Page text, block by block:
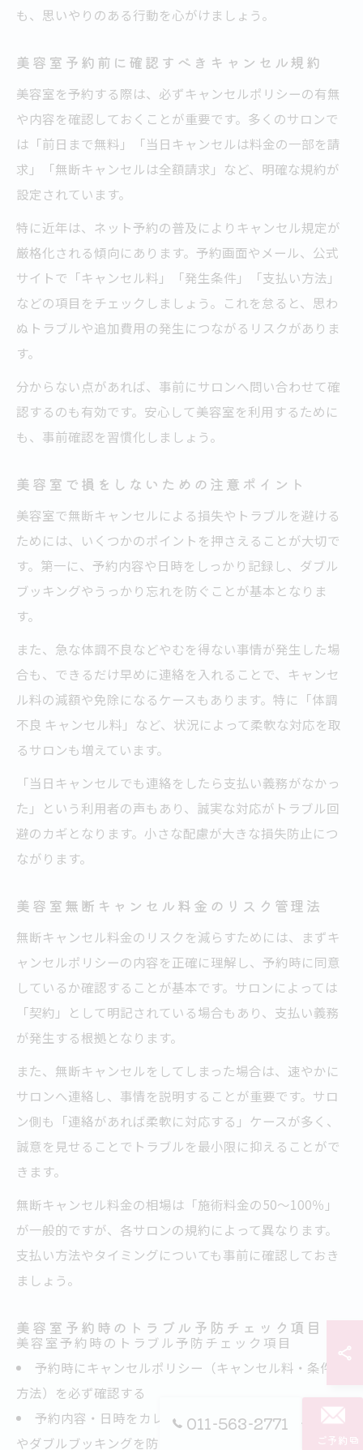
も、思いやりのある行動を心がけましょう。
美容室予約前に確認すべきキャンセル規約
美容室を予約する際は、必ずキャンセルポリシーの有無
や内容を確認しておくことが重要です。多くのサロンで
は「前日まで無料」「当日キャンセルは料金の一部を請
求」「無断キャンセルは全額請求」など、明確な規約が
設定されています。
特に近年は、ネット予約の普及によりキャンセル規定が
厳格化される傾向にあります。予約画面やメール、公式
サイトで「キャンセル料」「発生条件」「支払い方法」
などの項目をチェックしましょう。これを怠ると、思わ
ぬトラブルや追加費用の発生につながるリスクがありま
す。
分からない点があれば、事前にサロンへ問い合わせて確
認するのも有効です。安心して美容室を利用するために
も、事前確認を習慣化しましょう。
美容室で損をしないための注意ポイント
美容室で無断キャンセルによる損失やトラブルを避ける
ためには、いくつかのポイントを押さえることが大切で
す。第一に、予約内容や日時をしっかり記録し、ダブル
ブッキングやうっかり忘れを防ぐことが基本となりま
す。
また、急な体調不良などやむを得ない事情が発生した場
合も、できるだけ早めに連絡を入れることで、キャンセ
ル料の減額や免除になるケースもあります。特に「体調
不良 キャンセル料」など、状況によって柔軟な対応を取
るサロンも増えています。
「当日キャンセルでも連絡をしたら支払い義務がなかっ
た」という利用者の声もあり、誠実な対応がトラブル回
避のカギとなります。小さな配慮が大きな損失防止につ
ながります。
美容室無断キャンセル料金のリスク管理法
無断キャンセル料金のリスクを減らすためには、まずキ
ャンセルポリシーの内容を正確に理解し、予約時に同意
しているか確認することが基本です。サロンによっては
「契約」として明記されている場合もあり、支払い義務
が発生する根拠となります。
また、無断キャンセルをしてしまった場合は、速やかに
サロンへ連絡し、事情を説明することが重要です。サロ
ン側も「連絡があれば柔軟に対応する」ケースが多く、
誠意を見せることでトラブルを最小限に抑えることがで
きます。
無断キャンセル料金の相場は「施術料金の50～100％」
が一般的ですが、各サロンの規約によって異なります。
支払い方法やタイミングについても事前に確認しておき
ましょう。
美容室予約時のトラブル予防チェック項目
美容室予約時のトラブル予防チェック項目
予約時にキャンセルポリシー（キャンセル料・条件・
方法）を必ず確認する
予約内容・日時をカレンダーやアプリで管理し、忘れ
やダブルブッキングを防ぐ
011-563-2771
ご予約